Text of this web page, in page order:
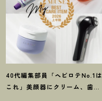
40代編集部員「ヘビロテNo.1は
これ」美顔器にクリーム、歯磨